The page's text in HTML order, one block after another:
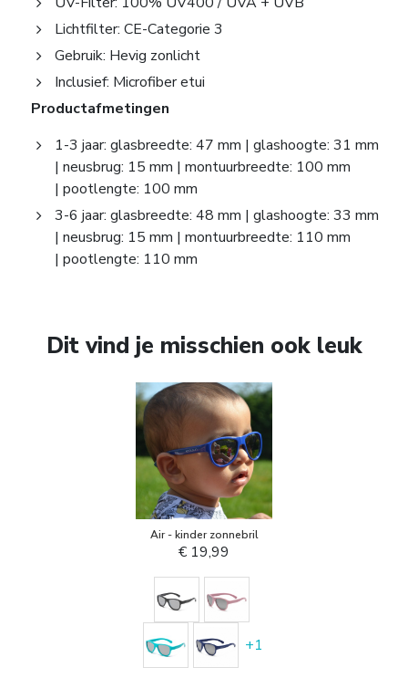
Lichtfilter: CE-Categorie 3
Gebruik: Hevig zonlicht
Inclusief: Microfiber etui
Productafmetingen
1-3 jaar: glasbreedte: 47 mm | glashoogte: 31 mm
| neusbrug: 15 mm | montuurbreedte: 100 mm
| pootlengte: 100 mm
3-6 jaar: glasbreedte: 48 mm | glashoogte: 33 mm
| neusbrug: 15 mm | montuurbreedte: 110 mm
| pootlengte: 110 mm
Dit vind je misschien ook leuk
Air - kinder zonnebril
€ 19,99
+1